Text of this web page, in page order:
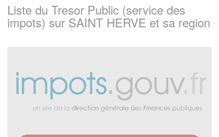
Liste du Tresor Public (service des
impots) sur SAINT HERVE et sa region